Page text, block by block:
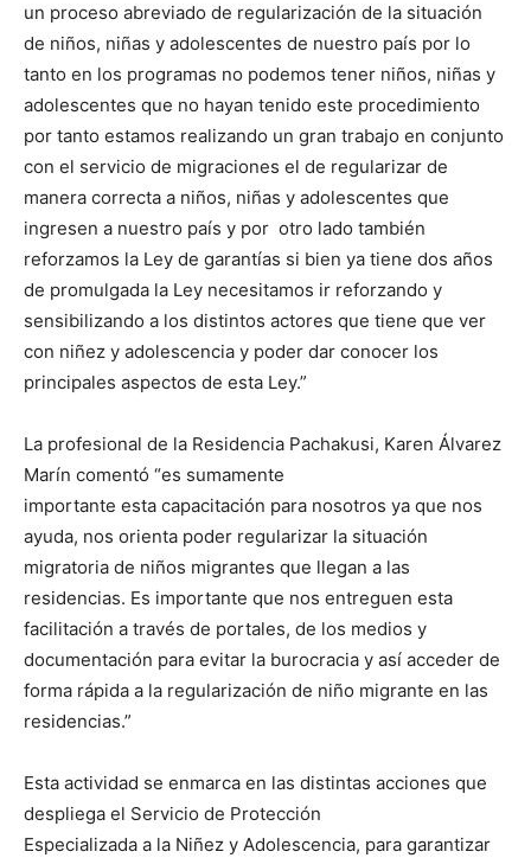
un proceso abreviado de regularización de la situación
de niños, niñas y adolescentes de nuestro país por lo
tanto en los programas no podemos tener niños, niñas y
adolescentes que no hayan tenido este procedimiento
por tanto estamos realizando un gran trabajo en conjunto
con el servicio de migraciones el de regularizar de
manera correcta a niños, niñas y adolescentes que
ingresen a nuestro país y por otro lado también
reforzamos la Ley de garantías si bien ya tiene dos años
de promulgada la Ley necesitamos ir reforzando y
sensibilizando a los distintos actores que tiene que ver
con niñez y adolescencia y poder dar conocer los
principales aspectos de esta Ley.”
La profesional de la Residencia Pachakusi, Karen Álvarez
Marín comentó “es sumamente
importante esta capacitación para nosotros ya que nos
ayuda, nos orienta poder regularizar la situación
migratoria de niños migrantes que llegan a las
residencias. Es importante que nos entreguen esta
facilitación a través de portales, de los medios y
documentación para evitar la burocracia y así acceder de
forma rápida a la regularización de niño migrante en las
residencias.”
Esta actividad se enmarca en las distintas acciones que
despliega el Servicio de Protección
Especializada a la Niñez y Adolescencia, para garantizar